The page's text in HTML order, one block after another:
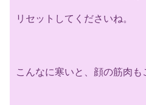
リセットしてくださいね。
こんなに寒いと、顔の筋肉も